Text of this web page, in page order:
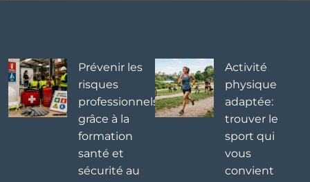
Prévenir les
risques
professionnels
grâce à la
formation
santé et
sécurité au
Activité
physique
adaptée:
trouver le
sport qui
vous
convient